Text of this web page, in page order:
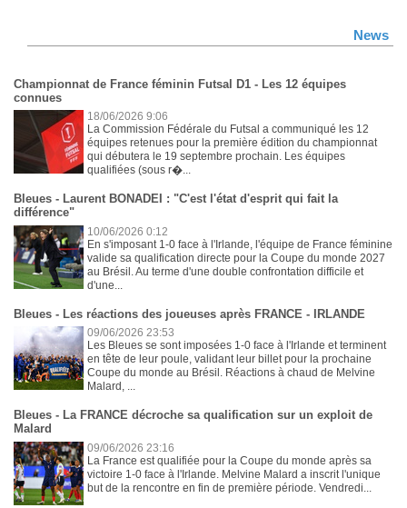
News
Championnat de France féminin Futsal D1 - Les 12 équipes
connues
18/06/2026 9:06
La Commission Fédérale du Futsal a communiqué les 12
équipes retenues pour la première édition du championnat
qui débutera le 19 septembre prochain. Les équipes
qualifiées (sous r�...
Bleues - Laurent BONADEI : "C'est l'état d'esprit qui fait la
différence"
10/06/2026 0:12
En s'imposant 1-0 face à l'Irlande, l'équipe de France féminine
valide sa qualification directe pour la Coupe du monde 2027
au Brésil. Au terme d'une double confrontation difficile et
d'une...
Bleues - Les réactions des joueuses après FRANCE - IRLANDE
09/06/2026 23:53
Les Bleues se sont imposées 1-0 face à l'Irlande et terminent
en tête de leur poule, validant leur billet pour la prochaine
Coupe du monde au Brésil. Réactions à chaud de Melvine
Malard, ...
Bleues - La FRANCE décroche sa qualification sur un exploit de
Malard
09/06/2026 23:16
La France est qualifiée pour la Coupe du monde après sa
victoire 1-0 face à l'Irlande. Melvine Malard a inscrit l'unique
but de la rencontre en fin de première période. Vendredi...